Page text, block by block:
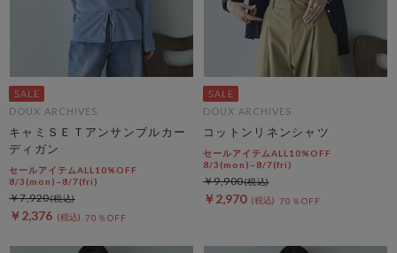
DOUX ARCHIVES
キャミＳＥＴアンサンブルカー
ディガン
セールアイテムALL10%OFF
8/3(mon)~8/7(fri)
￥2,376 70％OFF
￥7,920
DOUX ARCHIVES
コットンリネンシャツ
セールアイテムALL10%OFF
8/3(mon)~8/7(fri)
￥2,970 70％OFF
￥9,900